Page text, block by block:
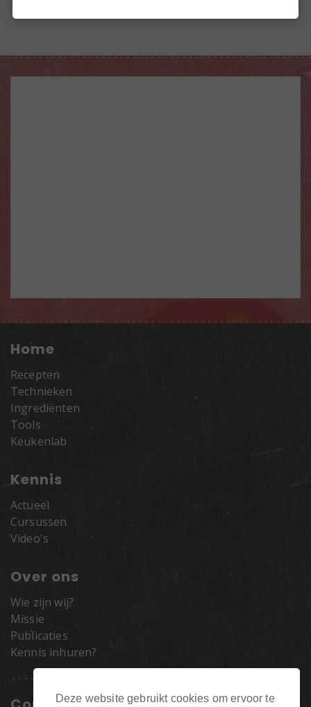
Home
Recepten
Technieken
Ingrediënten
Tools
Keukenlab
Kennis
Actueel
Cursussen
Video's
Over ons
Wie zijn wij?
Missie
Publicaties
Kennis inhuren?
Deze website gebruikt cookies om ervoor te